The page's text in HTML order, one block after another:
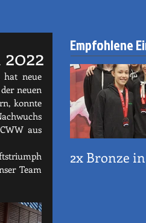
hat neue
neuen
konnte
aus
Team
Empfohlene
2x Bronze